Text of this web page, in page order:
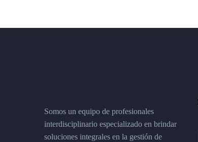
Somos un equipo de profesionales
interdisciplinario especializado en brindar
soluciones integrales en la gestión de